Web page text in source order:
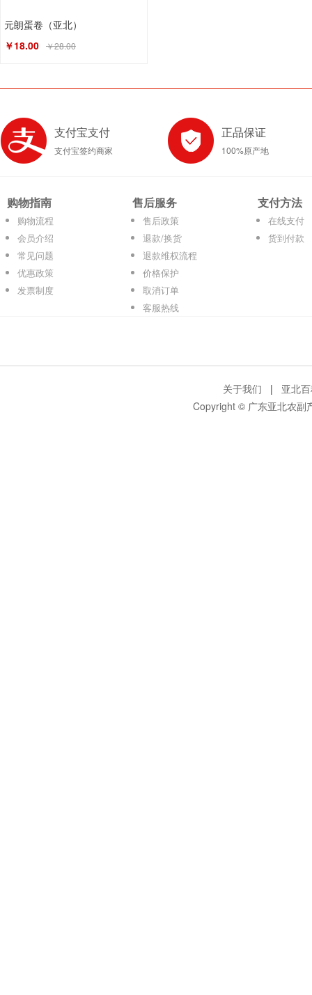
元朗蛋卷（亚北）
￥18.00 ￥28.00
支付宝支付
支付宝签约商家
正品保证
100%原产地
购物指南
购物流程
会员介绍
常见问题
优惠政策
发票制度
售后服务
售后政策
退款/换货
退款维权流程
价格保护
取消订单
客服热线
支付方法
在线支付
货到付款
关于我们 | 亚北
Copyright © 广东亚北农副